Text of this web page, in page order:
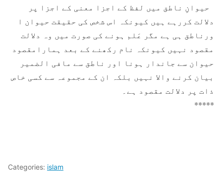
حیوانِ ناطق میں لفظ کے اجزا معنی کے اجزا پر
دلالت کررہے ہیں کیونکہ اس شخص کی حقیقت حیوان ا
ورناطق ہی ہے مگر عَلم ہونے کی صورت میں وہ دلالت
مقصود نہیں کیونکہ نام رکھنے کے بعد ہمارامقصود
حیوان سے جاندار ہونا اور ناطق سے مافی الضمیر
بیان کرنے والا نہیں بلکہ ان کے مجموعہ سے کسی خاص
ذات پر دلالت مقصود ہے۔
*****
Categories: islam